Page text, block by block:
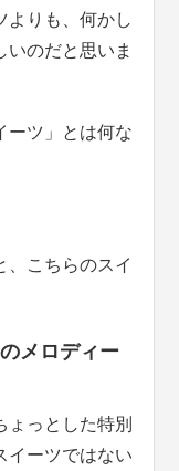
よりも、何かし
いのだと思いま
ーツ」とは何な
、こちらのスイ
メロディー
ょっとした特別
イーツではない